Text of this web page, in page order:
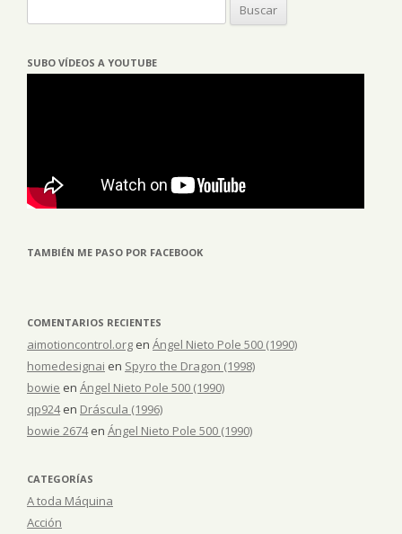
SUBO VÍDEOS A YOUTUBE
TAMBIÉN ME PASO POR FACEBOOK
COMENTARIOS RECIENTES
aimotioncontrol.org en Ángel Nieto Pole 500 (1990)
homedesignai en Spyro the Dragon (1998)
bowie en Ángel Nieto Pole 500 (1990)
qp924en Dráscula (1996)
bowie 2674en Ángel Nieto Pole 500 (1990)
CATEGORÍAS
A toda Máquina
Acción